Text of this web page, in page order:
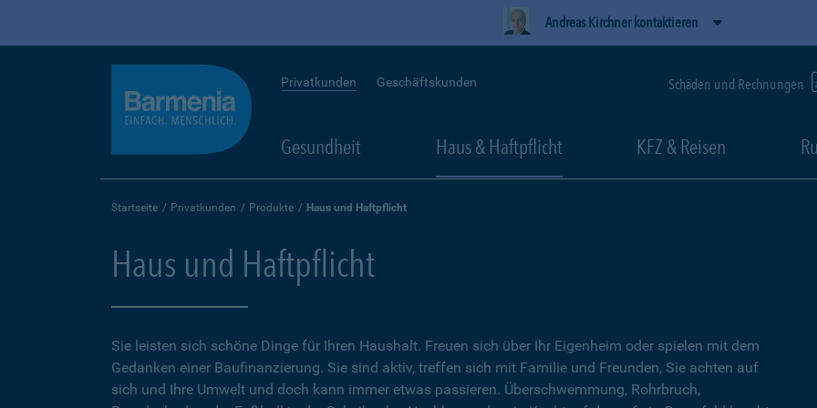
Andreas Kirchner kontaktieren
Privatkunden Geschäftskunden Schäden und Rechnungen
Gesundheit Haus & Haftpflicht KFZ & Reisen
Startseite Privatkunden Produkte Haus und Haftpflicht
Haus und Haftpflicht
Sie leisten sich schöne Dinge für Ihren Haushalt. Freuen sich über Ihr Eigenheim oder spielen mit dem
Gedanken einer Baufinanzierung. Sie sind aktiv, treffen sich mit Familie und Freunden, Sie achten auf
sich und Ihre Umwelt und doch kann immer etwas passieren. Überschwemmung, Rohrbruch,